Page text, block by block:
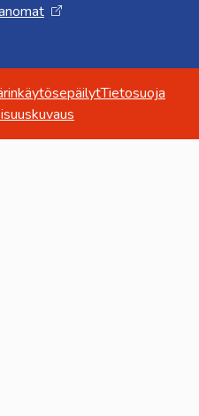
Tietosuoja